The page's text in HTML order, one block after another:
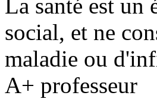
La santé est un
social, et ne
maladie ou
A+ professeur